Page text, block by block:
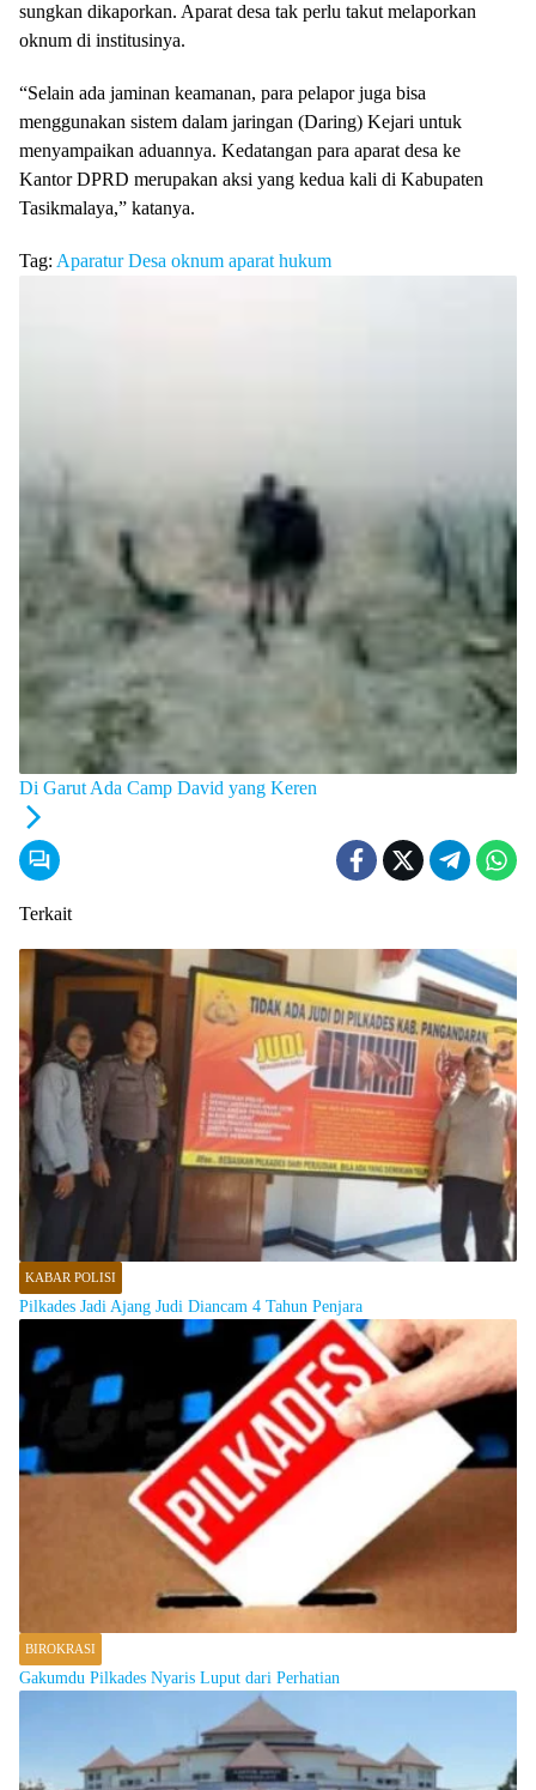
sungkan dikaporkan. Aparat desa tak perlu takut melaporkan
oknum di institusinya.
“Selain ada jaminan keamanan, para pelapor juga bisa
menggunakan sistem dalam jaringan (Daring) Kejari untuk
menyampaikan aduannya. Kedatangan para aparat desa ke
Kantor DPRD merupakan aksi yang kedua kali di Kabupaten
Tasikmalaya,” katanya.
Tag: Aparatur Desa oknum aparat hukum
Di Garut Ada Camp David yang Keren
Terkait
KABAR POLISI
Pilkades Jadi Ajang Judi Diancam 4 Tahun Penjara
BIROKRASI
Gakumdu Pilkades Nyaris Luput dari Perhatian